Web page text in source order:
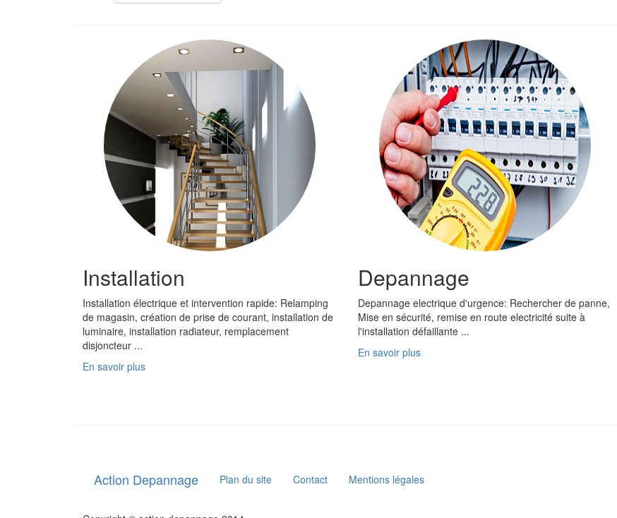
Installation
Installation électrique et intervention rapide: Relamping
de magasin, création de prise de courant, installation de
luminaire, installation radiateur, remplacement
disjoncteur ...
En savoir plus
Depannage
Depannage electrique d'urgence: Rechercher de panne,
Mise en sécurité, remise en route electricité suite à
l'installation défaillante ...
En savoir plus
Action Depannage Plan du site Contact Mentions légales